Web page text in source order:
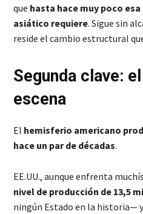
que hasta hace muy poco
asiático requiere. Sigue sin
reside el cambio estructural
Segunda clave:
escena
El hemisferio americano
hace un par de décadas.
EE.UU., aunque enfrenta
nivel de producción de 13,5
ningún Estado en la historia—